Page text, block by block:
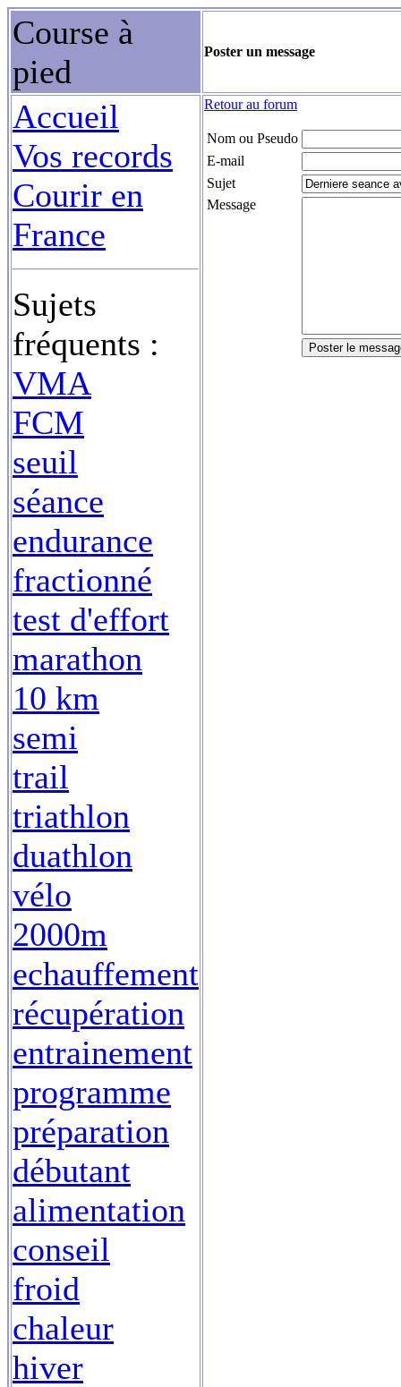
Course à
pied
Poster un message
Accueil
Vos records
Courir en
France
Sujets
fréquents :
VMA
FCM
seuil
séance
endurance
fractionné
test d'effort
marathon
10 km
semi
trail
triathlon
duathlon
vélo
2000m
echauffement
récupération
entrainement
programme
préparation
débutant
alimentation
conseil
froid
chaleur
hiver
Retour au forum
Nom ou Pseudo
E-mail
Sujet
Message